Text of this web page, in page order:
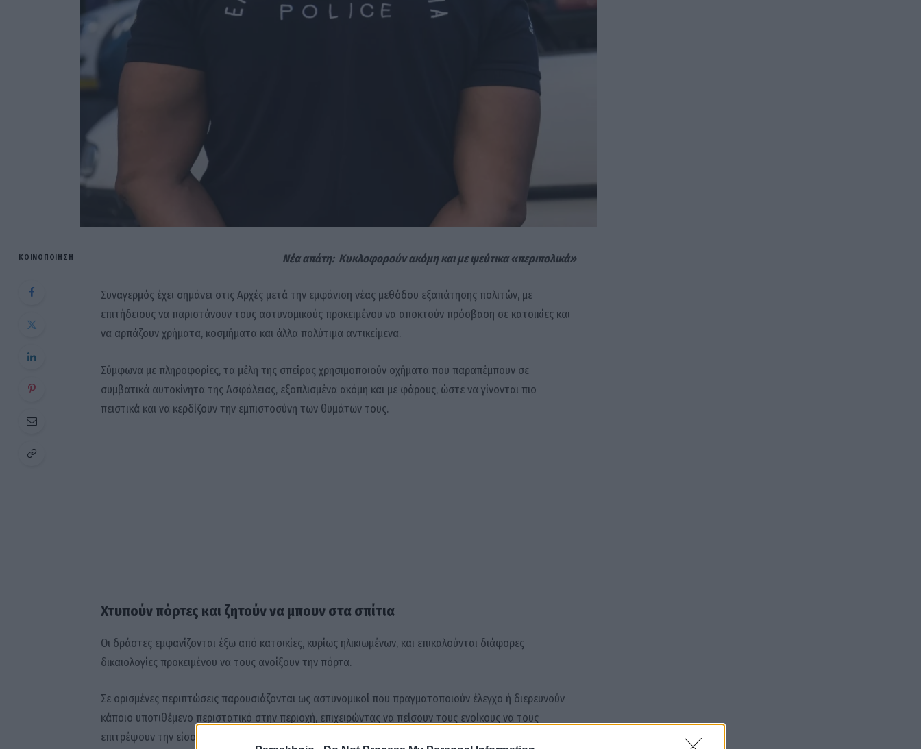
ΚΟΙΝΟΠΟΊΗΣΗ Νέα απάτη: Κυκλοφορούν ακόμη και με ψεύτικα «περιπολικά»
Συναγερμός έχει σημάνει στις Αρχές μετά την εμφάνιση νέας μεθόδου εξαπάτησης πολιτών, με
επιτήδειους να παριστάνουν τους αστυνομικούς προκειμένου να αποκτούν πρόσβαση σε κατοικίες και
να αρπάζουν χρήματα, κοσμήματα και άλλα πολύτιμα αντικείμενα.
Σύμφωνα με πληροφορίες, τα μέλη της σπείρας χρησιμοποιούν οχήματα που παραπέμπουν σε
συμβατικά αυτοκίνητα της Ασφάλειας, εξοπλισμένα ακόμη και με φάρους, ώστε να γίνονται πιο
πειστικά και να κερδίζουν την εμπιστοσύνη των θυμάτων τους.
Χτυπούν πόρτες και ζητούν να μπουν στα σπίτια
Οι δράστες εμφανίζονται έξω από κατοικίες, κυρίως ηλικιωμένων, και επικαλούνται διάφορες
δικαιολογίες προκειμένου να τους ανοίξουν την πόρτα.
Σε ορισμένες περιπτώσεις παρουσιάζονται ως αστυνομικοί που πραγματοποιούν έλεγχο ή διερευνούν
κάποιο υποτιθέμενο περιστατικό στην περιοχή, επιχειρώντας να πείσουν τους ενοίκους να τους
επιτρέψουν την είσοδο.